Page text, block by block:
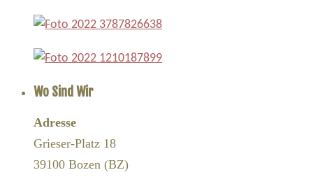
Wo Sind Wir
Adresse
Grieser-Platz 18
39100 Bozen (BZ)